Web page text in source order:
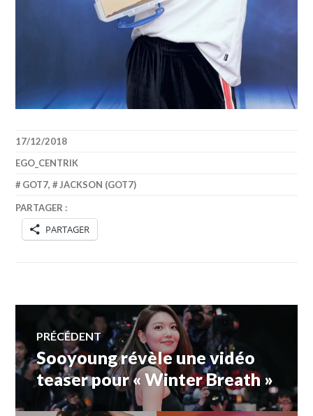
17/12/2018
EGO_CENTRIK
GOT7, JACKSON (GOT7)
PARTAGER :
PARTAGER
Navigation
de
l’article
PRÉCÉDENT
Article
précédent :
Sooyoung révèle une vidéo
teaser pour « Winter Breath »